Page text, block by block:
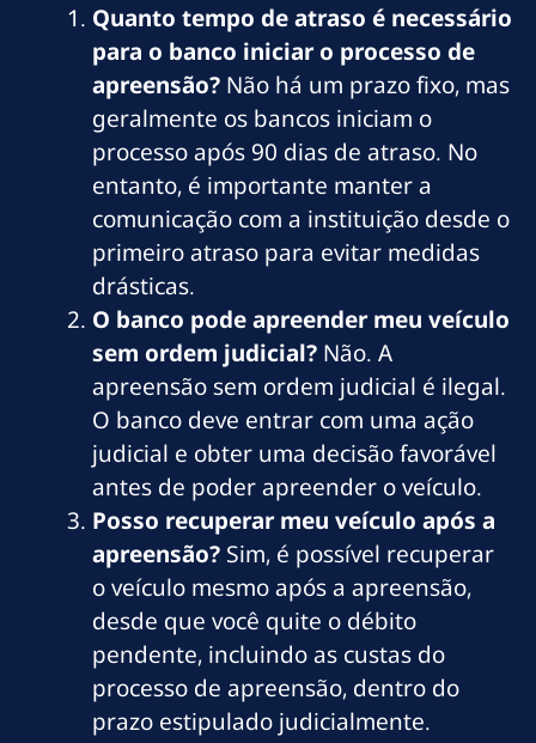
Quanto tempo de atraso é necessário
para o banco iniciar o processo de
apreensão? Não há um prazo fixo, mas
geralmente os bancos iniciam o
processo após 90 dias de atraso. No
entanto, é importante manter a
comunicação com a instituição desde o
primeiro atraso para evitar medidas
drásticas.
O banco pode apreender meu veículo
sem ordem judicial? Não. A
apreensão sem ordem judicial é ilegal.
O banco deve entrar com uma ação
judicial e obter uma decisão favorável
antes de poder apreender o veículo.
Posso recuperar meu veículo após a
apreensão? Sim, é possível recuperar
o veículo mesmo após a apreensão,
desde que você quite o débito
pendente, incluindo as custas do
processo de apreensão, dentro do
prazo estipulado judicialmente.